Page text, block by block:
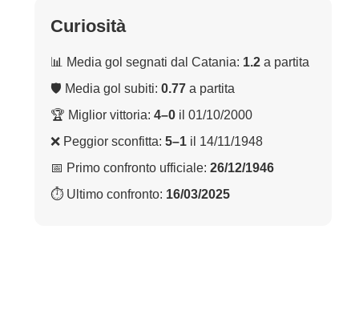
Curiosità
📊 Media gol segnati dal Catania: 1.2 a partita
🛡 Media gol subiti: 0.77 a partita
🏆 Miglior vittoria: 4–0 il 01/10/2000
❌ Peggior sconfitta: 5–1 il 14/11/1948
📅 Primo confronto ufficiale: 26/12/1946
⏱ Ultimo confronto: 16/03/2025